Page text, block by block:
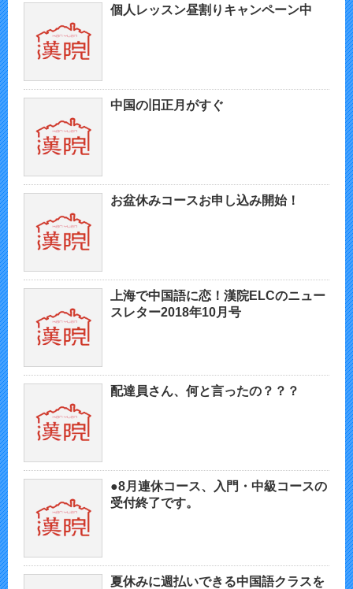
個人レッスン昼割りキャンペーン中
中国の旧正月がすぐ
お盆休みコースお申し込み開始！
上海で中国語に恋！漢院ELCのニュー
スレター2018年10月号
配達員さん、何と言ったの？？？
●8月連休コース、入門・中級コースの
受付終了です。
夏休みに週払いできる中国語クラスを